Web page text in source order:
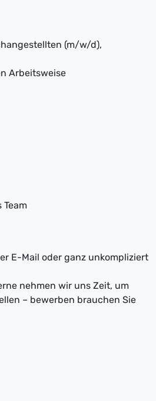
(m/w/d),
Arbeitsweise
E-Mail oder ganz unkompliziert
nehmen wir uns Zeit, um
– bewerben brauchen Sie